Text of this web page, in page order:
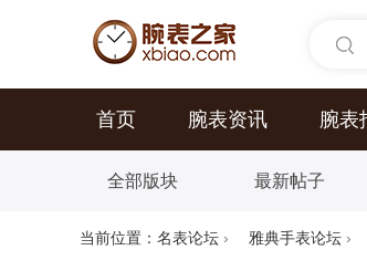
首页 腕表资讯 腕表
全部版块 最新帖子
当前位置： 名表论坛 › 雅典手表论坛 ›